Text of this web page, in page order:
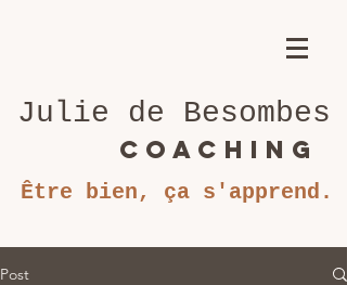
Julie de Besombes
coaching
Être bien, ça s'apprend.
Post